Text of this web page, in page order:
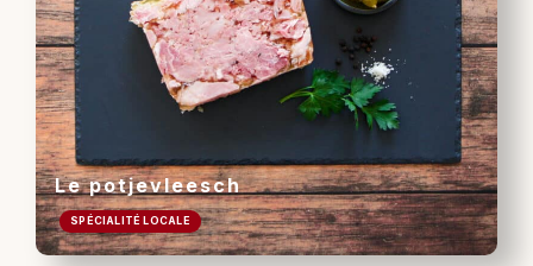
Le potjevleesch
SPÉCIALITÉ LOCALE